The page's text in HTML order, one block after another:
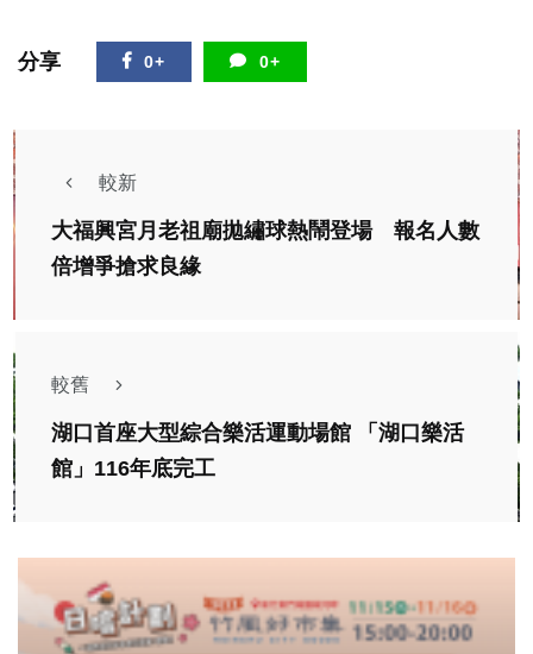
分享 0+ 0+
較新
大福興宮月老祖廟拋繡球熱鬧登場 報名人數
倍增爭搶求良緣
較舊
湖口首座大型綜合樂活運動場館 「湖口樂活
館」116年底完工